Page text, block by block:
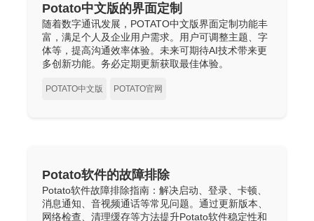
Potato中文版的界面定制
随着数字通讯发展，POTATO中文版界面定制功能丰
富，满足个人及企业用户需求。用户可调整主题、字
体等，提高沟通效率体验。未来可期待AI技术带来更
多创新功能。务必定期更新获取最佳体验。
POTATO中文版 POTATO官网
Potato软件的故障排除
Potato软件故障排除指南：解决启动、登录、卡顿、
消息通知、音视频通话等常见问题。通过更新版本、
网络检查、清理缓存等方法提升Potato软件稳定性和